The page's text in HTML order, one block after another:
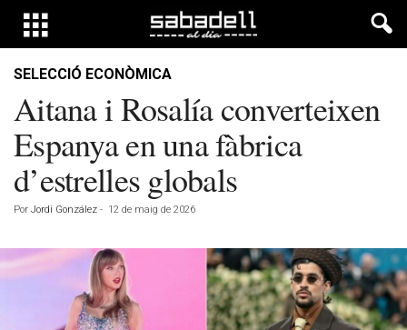
SELECCIÓ ECONÒMICA
Aitana i Rosalía converteixen
Espanya en una fàbrica
d’estrelles globals
Por Jordi González - 12 de maig de 2026